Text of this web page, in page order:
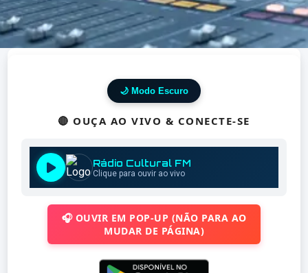
🌙 Modo Escuro
🔴 OUÇA AO VIVO & CONECTE-SE
🎧 OUVIR EM POP-UP (NÃO PARA AO
MUDAR DE PÁGINA)